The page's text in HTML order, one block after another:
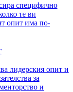
специфично
те ви
опит има по-
лидерския опит и
за
и